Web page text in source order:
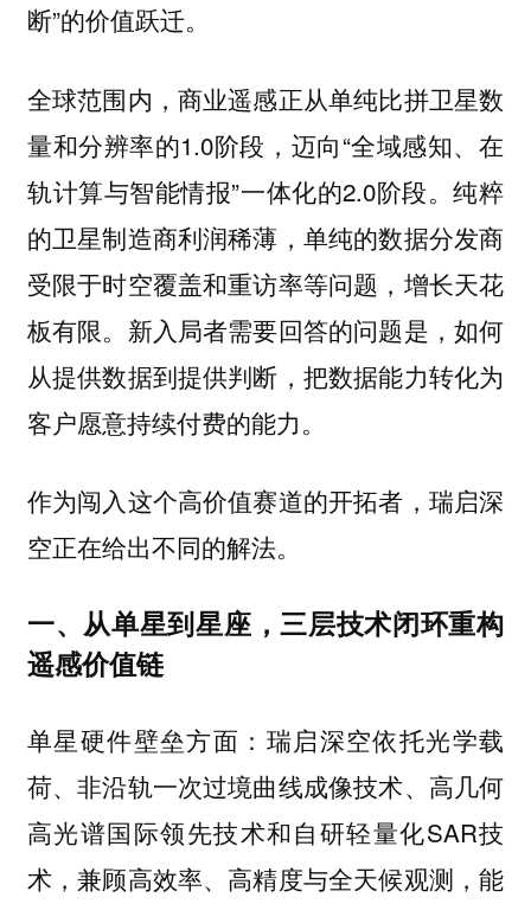
断”的价值跃迁。
全球范围内，商业遥感正从单纯比拼卫星数
量和分辨率的1.0阶段，迈向“全域感知、在
轨计算与智能情报”一体化的2.0阶段。纯粹
的卫星制造商利润稀薄，单纯的数据分发商
受限于时空覆盖和重访率等问题，增长天花
板有限。新入局者需要回答的问题是，如何
从提供数据到提供判断，把数据能力转化为
客户愿意持续付费的能力。
作为闯入这个高价值赛道的开拓者，瑞启深
空正在给出不同的解法。
一、从单星到星座，三层技术闭环重构
遥感价值链
单星硬件壁垒方面： 瑞启深空依托光学载
荷、非沿轨一次过境曲线成像技术、高几何
高光谱国际领先技术和自研轻量化SAR技
术，兼顾高效率、高精度与全天候观测，能